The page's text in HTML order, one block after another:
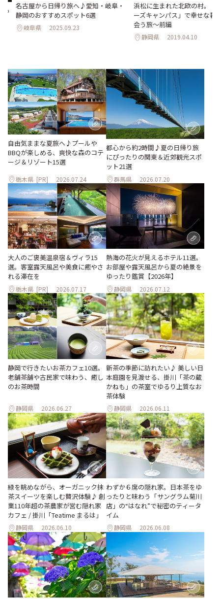
っ
名古屋から日帰り旅へ♪愛知・岐阜・
静岡のおすすめスポット6選
岐阜県 2025.09.23
浜松に生まれた北欧の村。「
ーズキャンパス」で幸せな暮
会う旅～前編
静岡県 2019.04.10
自由気ままな夏旅へ♪プールや
BBQが楽しめる、爽快な森のコテ
ージ＆リゾート15選
栃木県 [PR] 2026.07.24
都心から約2時間♪夏の日帰り旅
にぴったりの関東＆近郊観光スポ
ット21選
群馬県 2026.07.20
大人のご褒美温泉宿＆ヴィラ15
選。客室露天風呂や美食に癒やさ
れる滞在を
栃木県 [PR] 2026.07.17
熱海の花火が見えるホテル11選。
お部屋や露天風呂から夏の絶景を
ゆったり鑑賞【2026年】
静岡県 2026.07.12
静岡で行きたいお茶カフェ10選。
老舗茶舗や古民家で味わう、癒し
のお茶時間
静岡県 2026.06.27
新茶の季節に訪れたい♪ 美しい日
本庭園を見渡せる、掛川「茶の蔵
かねも」の茶室でゆるり上質なお
茶体験
静岡県 2026.06.11
緑を眺めながら、オーガニック抹
茶スイーツを楽しむ贅沢体験♪ 創
業110年超の茶農家が営む隠れ家
カフェ / 掛川「Teatime まるは」
静岡県 2026.06.10
わずか６席の隠れ家。日本茶をゆ
ったりと味わう「サングラム菊川
店」の“はなれ”で秘密のティータ
イム
静岡県 2026.06.08